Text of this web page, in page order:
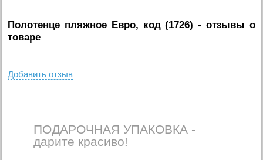
Полотенце пляжное Евро, код (1726) - отзывы о
товаре
Добавить отзыв
ПОДАРОЧНАЯ УПАКОВКА -
дарите красиво!